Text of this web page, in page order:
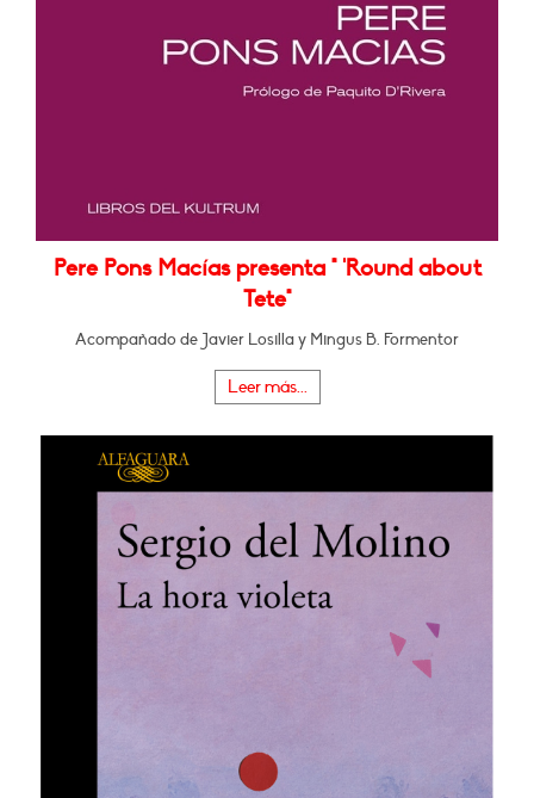
Pere Pons Macías presenta " 'Round about
Tete"
Acompañado de Javier Losilla y Mingus B. Formentor
Leer más...